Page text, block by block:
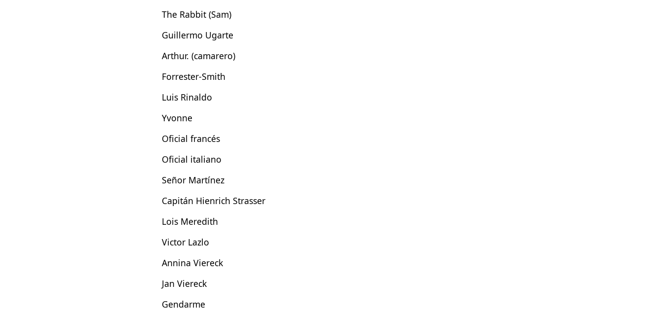
The Rabbit (Sam)
Guillermo Ugarte
Arthur. (camarero)
Forrester-Smith
Luis Rinaldo
Yvonne
Oficial francés
Oficial italiano
Señor Martínez
Capitán Hienrich Strasser
Lois Meredith
Victor Lazlo
Annina Viereck
Jan Viereck
Gendarme